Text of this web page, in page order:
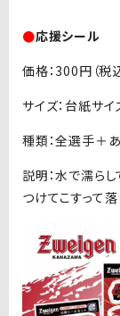
●応援シール
価格：300円（税込
サイズ：台紙サ
種類：全選手＋
説明：水で濡ら
つけてこすって落